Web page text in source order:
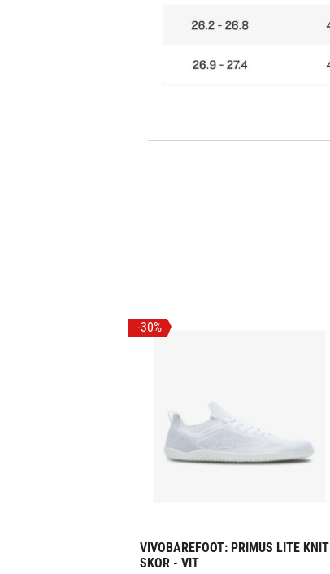
VIVOBAREFOOT: PRIMUS LITE KNIT
SKOR - VIT
30%